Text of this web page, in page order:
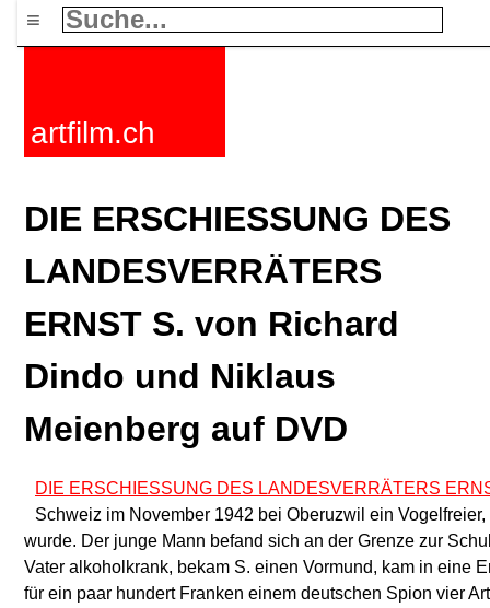
≡
artfilm.ch
DIE ERSCHIESSUNG DES
LANDESVERRÄTERS
ERNST S. von Richard
Dindo und Niklaus
Meienberg auf DVD
DIE ERSCHIESSUNG DES LANDESVERRÄTERS
Schweiz im November 1942 bei Oberuzwil ein
wurde. Der junge Mann befand sich an der Grenze zur
Vater alkoholkrank, bekam S. einen Vormund, kam in eine
für ein paar hundert Franken einem deutschen Spion vier